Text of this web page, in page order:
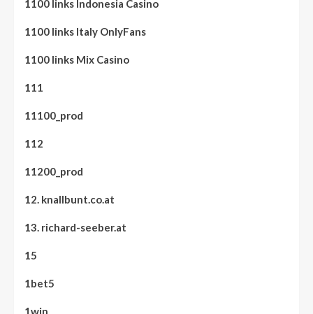
1100 links Indonesia Casino
1100 links Italy OnlyFans
1100 links Mix Casino
111
11100_prod
112
11200_prod
12. knallbunt.co.at
13. richard-seeber.at
15
1bet5
1win